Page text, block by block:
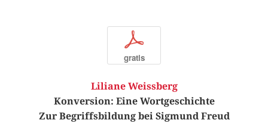
p
gratis
Liliane Weissberg
Konversion: Eine Wortgeschichte
Zur Begriffsbildung bei Sigmund Freud